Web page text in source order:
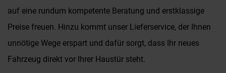
auf eine rundum kompetente Beratung und erstklassige
Preise freuen. Hinzu kommt unser Lieferservice, der Ihnen
unnötige Wege erspart und dafür sorgt, dass Ihr neues
Fahrzeug direkt vor Ihrer Haustür steht.